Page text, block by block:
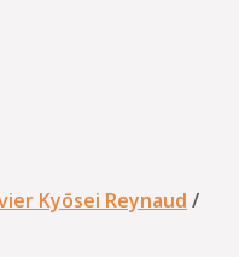
Kyōsei Reynaud /